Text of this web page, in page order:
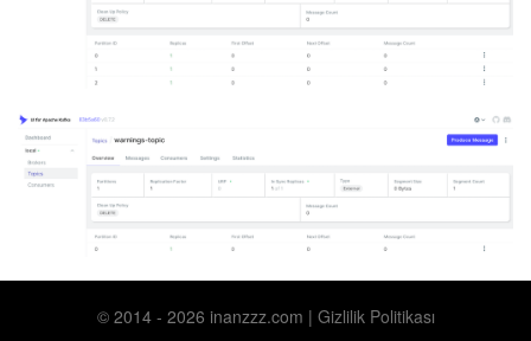
© 2014 ‐ 2026 inanzzz.com | Gizlilik Politikası